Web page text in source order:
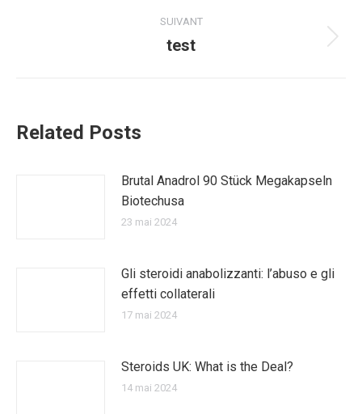
:
SUIVANT
Article
test
Related Posts
Brutal Anadrol 90 Stück Megakapseln
Biotechusa
23 mai 2024
Gli steroidi anabolizzanti: l’abuso e gli
effetti collaterali
17 mai 2024
Steroids UK: What is the Deal?
14 mai 2024